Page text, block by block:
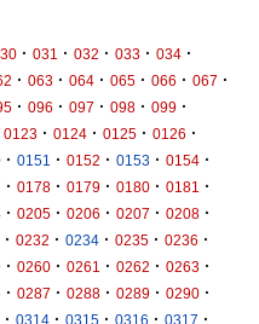
· 031 · 032 · 033 · 034 ·
· 063 · 064 · 065 · 066 · 067 ·
· 096 · 097 · 098 · 099 ·
0123 · 0124 · 0125 · 0126 ·
· 0151 · 0152 · 0153 · 0154 ·
· 0178 · 0179 · 0180 · 0181 ·
· 0205 · 0206 · 0207 · 0208 ·
· 0232 · 0234 · 0235 · 0236 ·
· 0260 · 0261 · 0262 · 0263 ·
· 0287 · 0288 · 0289 · 0290 ·
· 0314 · 0315 · 0316 · 0317 ·